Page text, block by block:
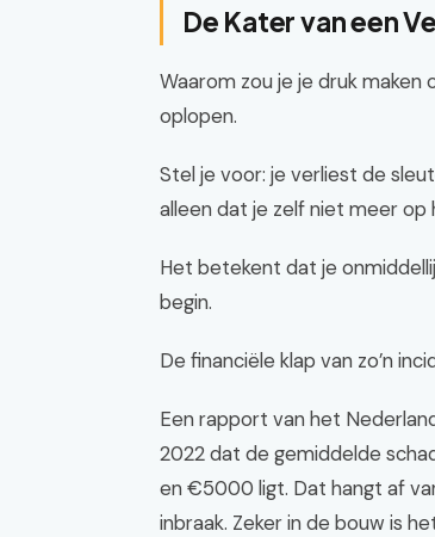
De Kater van een
Waarom zou je je druk
oplopen.
Stel je voor: je verliest de
alleen dat je zelf niet meer op
Het betekent dat je
begin.
De financiële klap van zo’n
Een rapport van het
2022 dat de gemiddelde
en €5000 ligt. Dat hangt af
inbraak. Zeker in de bouw is